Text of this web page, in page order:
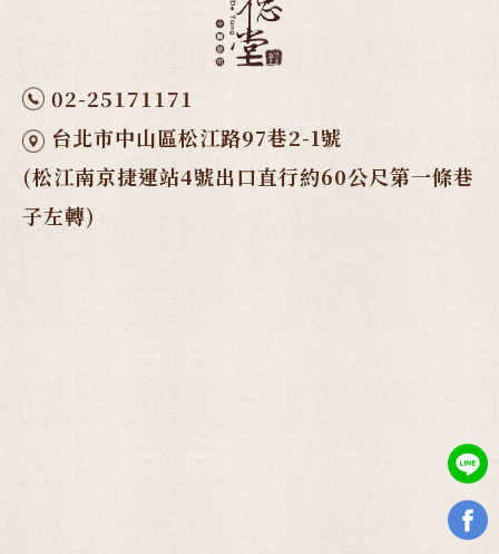
02-25171171
台北市中山區松江路97巷2-1號
(松江南京捷運站4號出口直行約60公尺第一條巷
子左轉)